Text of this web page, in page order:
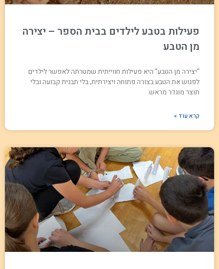
פעילות בטבע לילדים בבית הספר – יצירה
מן הטבע
“יצירה מן הטבע” היא פעילות חווייתית שמטרתה לאפשר לילדים
לפגוש את הטבע בצורה פתוחה ויצירתית, בלי תבנית קבועה ובלי
תוצר מוגדר מראש.
קרא עוד »